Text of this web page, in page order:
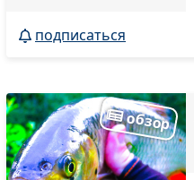
подписаться